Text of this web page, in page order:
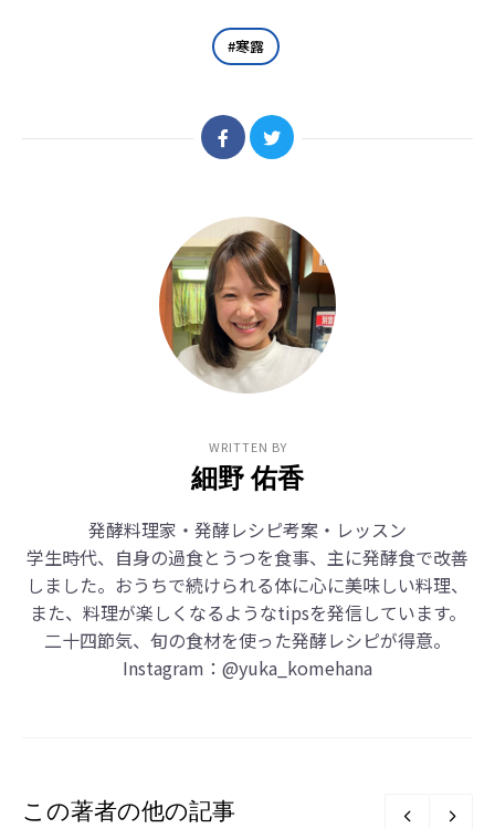
寒露
WRITTEN BY
細野 佑香
発酵料理家・発酵レシピ考案・レッスン
学生時代、自身の過食とうつを食事、主に発酵食で改善
しました。おうちで続けられる体に心に美味しい料理、
また、料理が楽しくなるようなtipsを発信しています。
二十四節気、旬の食材を使った発酵レシピが得意。
Instagram： @yuka_komehana
この著者の他の記事